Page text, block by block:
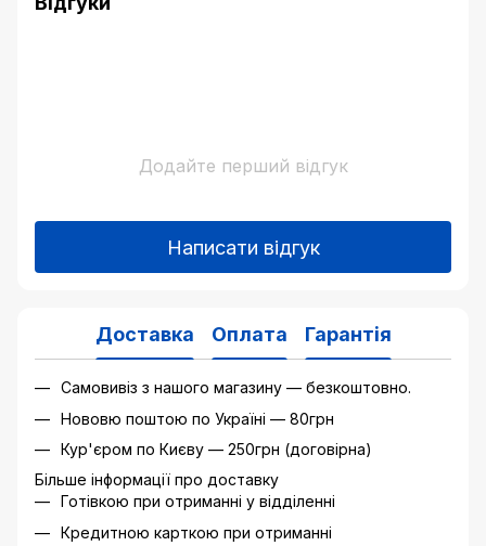
Додайте перший відгук
Написати відгук
Доставка Оплата Гарантія
Самовивіз з нашого магазину — безкоштовно.
Нововю поштою по Україні — 80грн
Кур'єром по Києву — 250грн (договірна)
Більше інформації про доставку
Готівкою при отриманні у відділенні
Кредитною карткою при отриманні